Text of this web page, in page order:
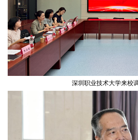
深圳职业技术大学来校